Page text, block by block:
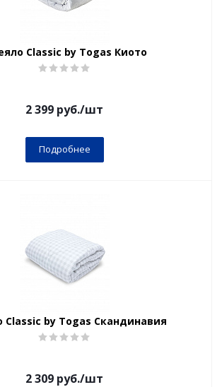
Classic by Togas Киото
2 399 руб./шт
Подробнее
Classic by Togas Скандинавия
2 309 руб./шт